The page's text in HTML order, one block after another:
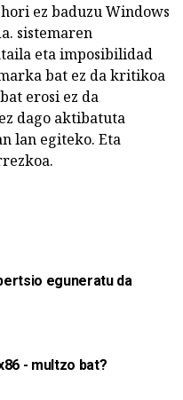
ez baduzu Windows
sistemaren
eta imposibilidad
bat ez da kritikoa
erosi ez da
dago aktibatuta
lan egiteko. Eta
eguneratu da
- multzo bat?